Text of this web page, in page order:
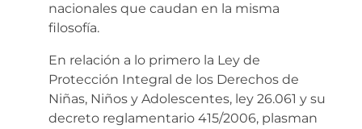
nacionales que caudan en la misma
filosofía.
En relación a lo primero la Ley de
Protección Integral de los Derechos de
Niñas, Niños y Adolescentes, ley 26.061 y su
decreto reglamentario 415/2006, plasman